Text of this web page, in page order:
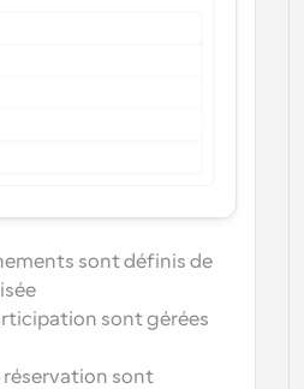
sont définis de
sont gérées
réservation sont